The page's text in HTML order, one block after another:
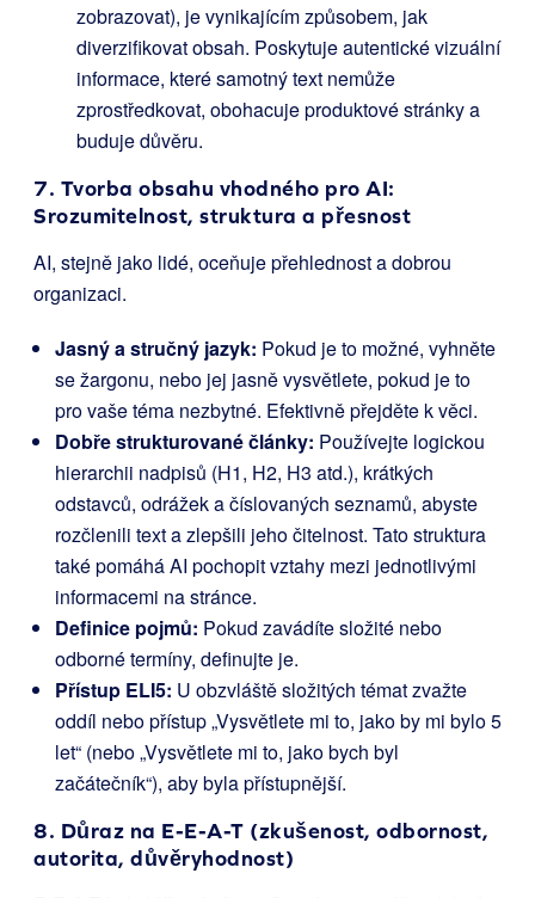
zobrazovat), je vynikajícím způsobem, jak
diverzifikovat obsah. Poskytuje autentické vizuální
informace, které samotný text nemůže
zprostředkovat, obohacuje produktové stránky a
buduje důvěru.
7. Tvorba obsahu vhodného pro AI:
Srozumitelnost, struktura a přesnost
AI, stejně jako lidé, oceňuje přehlednost a dobrou
organizaci.
Jasný a stručný jazyk: Pokud je to možné, vyhněte
se žargonu, nebo jej jasně vysvětlete, pokud je to
pro vaše téma nezbytné. Efektivně přejděte k věci.
Dobře strukturované články: Používejte logickou
hierarchii nadpisů (H1, H2, H3 atd.), krátkých
odstavců, odrážek a číslovaných seznamů, abyste
rozčlenili text a zlepšili jeho čitelnost. Tato struktura
také pomáhá AI pochopit vztahy mezi jednotlivými
informacemi na stránce.
Definice pojmů: Pokud zavádíte složité nebo
odborné termíny, definujte je.
Přístup ELI5: U obzvláště složitých témat zvažte
oddíl nebo přístup „Vysvětlete mi to, jako by mi bylo 5
let“ (nebo „Vysvětlete mi to, jako bych byl
začátečník“), aby byla přístupnější.
8. Důraz na E-E-A-T (zkušenost, odbornost,
autorita, důvěryhodnost)